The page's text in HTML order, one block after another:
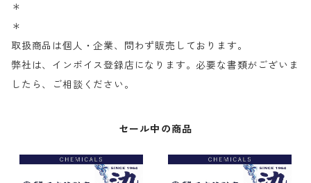
＊
＊
取扱商品は個人・企業、問わず販売しております。
弊社は、インボイス登録店になります。必要な書類がございま
したら、ご相談ください。
セール中の商品